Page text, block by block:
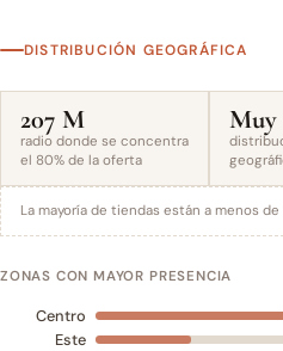
DISTRIBUCIÓN GEOGRÁFICA
207 M
radio donde se concentra
el 80% de la oferta
Muy
La mayoría de tiendas están a menos de
ZONAS CON MAYOR PRESENCIA
Centro
Este